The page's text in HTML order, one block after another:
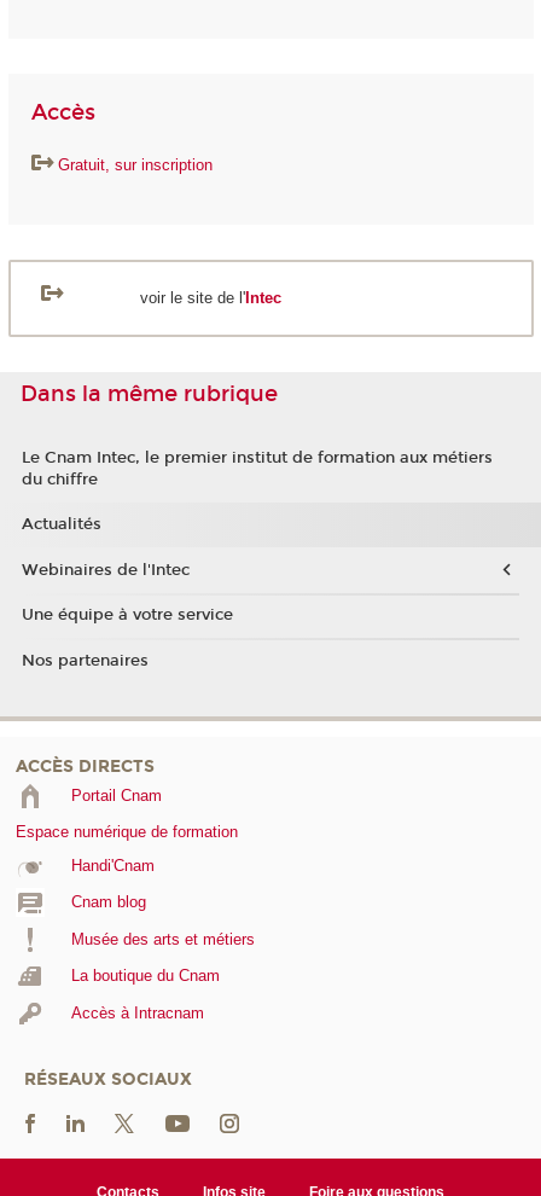
Accès
Gratuit, sur inscription
voir le site de l' Intec
Dans la même rubrique
Le Cnam Intec, le premier institut de formation aux métiers
du chiffre
Actualités
Webinaires de l'Intec
Une équipe à votre service
Nos partenaires
ACCÈS DIRECTS
Portail Cnam
Espace numérique de formation
Handi'Cnam
Cnam blog
Musée des arts et métiers
La boutique du Cnam
Accès à Intracnam
RÉSEAUX SOCIAUX